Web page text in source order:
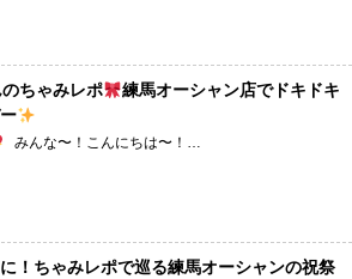
ちゃみレポ
練馬オーシャン店でドキドキ
みんな〜！こんにちは〜！…
！ちゃみレポで巡る練馬オーシャンの祝祭